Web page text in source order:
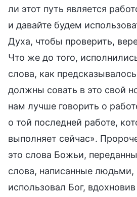
ли этот путь является
и давайте будем
Духа, чтобы проверить,
Что же до того,
слова, как
должны совать в это свой
нам лучше говорить о
о той последней работе,
выполняет сейчас».
это слова Божьи,
слова, написанные людьми,
использовал Бог,